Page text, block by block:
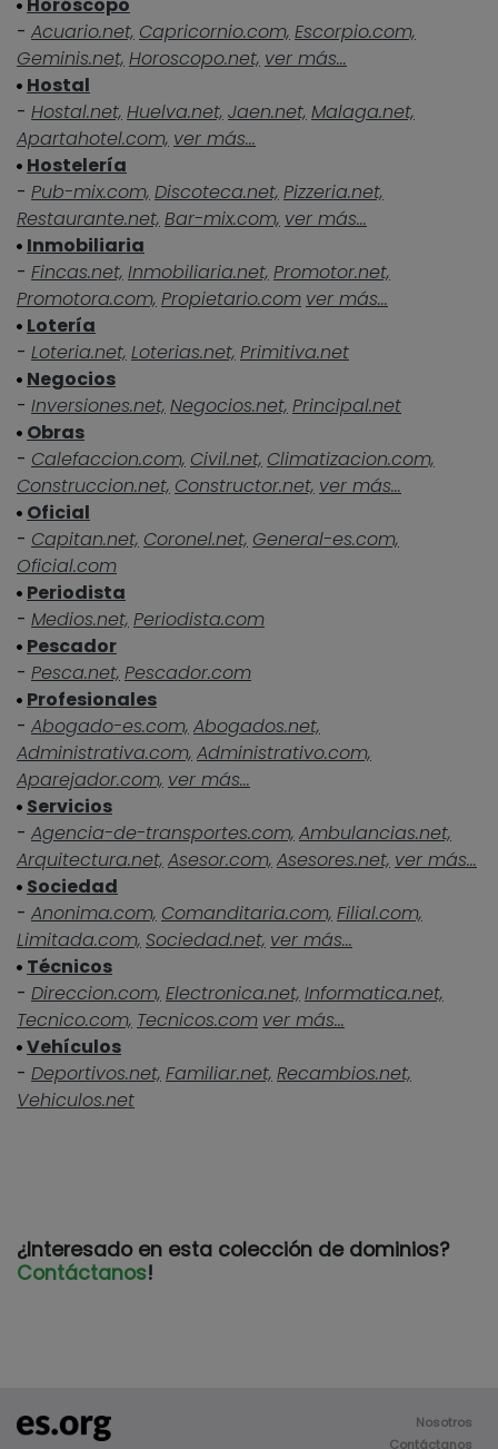
- Acuario.net, Capricornio.com, Escorpio.com,
Geminis.net, Horoscopo.net, ver más...
Hostal
- Hostal.net, Huelva.net, Jaen.net, Malaga.net,
Apartahotel.com, ver más...
Hostelería
- Pub-mix.com, Discoteca.net, Pizzeria.net,
Restaurante.net, Bar-mix.com, ver más...
Inmobiliaria
- Fincas.net, Inmobiliaria.net, Promotor.net,
Promotora.com, Propietario.com ver más...
Lotería
- Loteria.net, Loterias.net, Primitiva.net
Negocios
- Inversiones.net, Negocios.net, Principal.net
Obras
- Calefaccion.com, Civil.net, Climatizacion.com,
Construccion.net, Constructor.net, ver más...
Oficial
- Capitan.net, Coronel.net, General-es.com,
Oficial.com
Periodista
- Medios.net, Periodista.com
Pescador
- Pesca.net, Pescador.com
Profesionales
- Abogado-es.com, Abogados.net,
Administrativa.com, Administrativo.com,
Aparejador.com, ver más...
Servicios
- Agencia-de-transportes.com, Ambulancias.net,
Arquitectura.net, Asesor.com, Asesores.net, ver más...
Sociedad
- Anonima.com, Comanditaria.com, Filial.com,
Limitada.com, Sociedad.net, ver más...
Técnicos
- Direccion.com, Electronica.net, Informatica.net,
Tecnico.com, Tecnicos.com ver más...
Vehículos
- Deportivos.net, Familiar.net, Recambios.net,
Vehiculos.net
¿Interesado en esta colección de dominios?
Contáctanos!
Nosotros
Contáctanos